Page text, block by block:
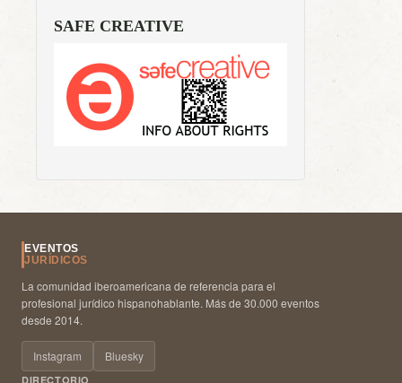
SAFE CREATIVE
EVENTOS
JURÍDICOS
La comunidad iberoamericana de referencia para el
profesional jurídico hispanohablante. Más de 30.000 eventos
desde 2014.
Instagram Bluesky
DIRECTORIO